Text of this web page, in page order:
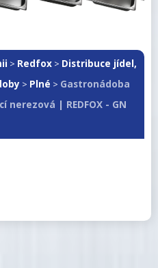
> Redfox > Distribuce jídel,
> Plné > Gastronádoba
nerezová | REDFOX - GN